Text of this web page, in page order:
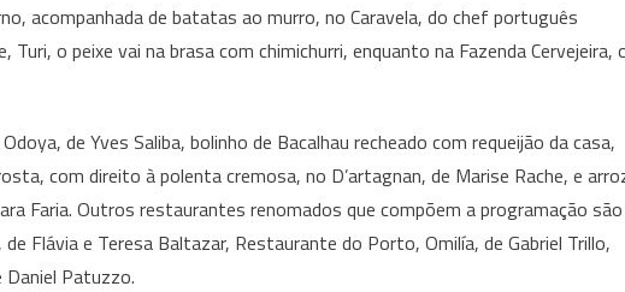
acompanhada de batatas ao murro, no Caravela, do chef português
o peixe vai na brasa com chimichurri, enquanto na Fazenda Cervejeira,
de Yves Saliba, bolinho de Bacalhau recheado com requeijão da casa,
com direito à polenta cremosa, no D’artagnan, de Marise Rache, e
Faria. Outros restaurantes renomados que compõem a programação são
Flávia e Teresa Baltazar, Restaurante do Porto, Omilía, de Gabriel Trillo,
Daniel Patuzzo.